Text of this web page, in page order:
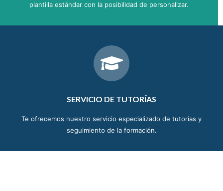
plantilla estándar con la posibilidad de personalizar.
SERVICIO DE TUTORÍAS
Te ofrecemos nuestro servicio especializado de tutorías y
seguimiento de la formación.